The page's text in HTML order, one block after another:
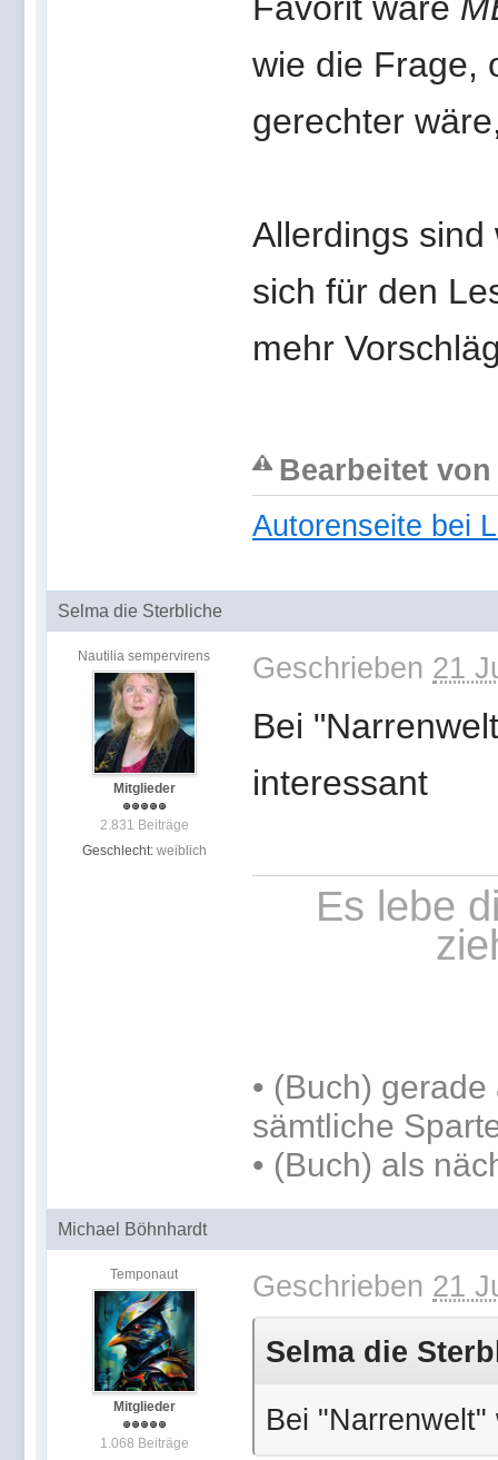
wie die Frage,
gerechter
Allerdings sind
sich für den
mehr
Bearbeitet
Autorenseite bei
Selma die Sterbliche
Nautilia sempervirens
Mitglieder
2.831 Beiträge
Geschlecht: weiblich
Geschrieben 21
Bei
interessant
Es lebe
• (Buch) gerade
sämtliche
• (Buch) als
Michael Böhnhardt
Temponaut
Mitglieder
1.068 Beiträge
Geschrieben 21
Selma die
Bei